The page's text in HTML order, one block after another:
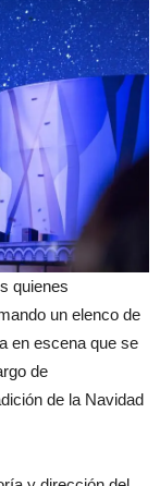
quienes
un elenco de
en escena que se
de
de la Navidad